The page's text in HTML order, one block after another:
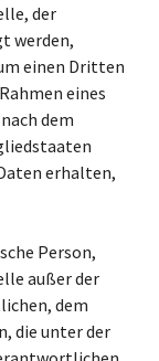
der
werden,
einen Dritten
eines
dem
erhalten,
Person,
außer der
dem
die unter der